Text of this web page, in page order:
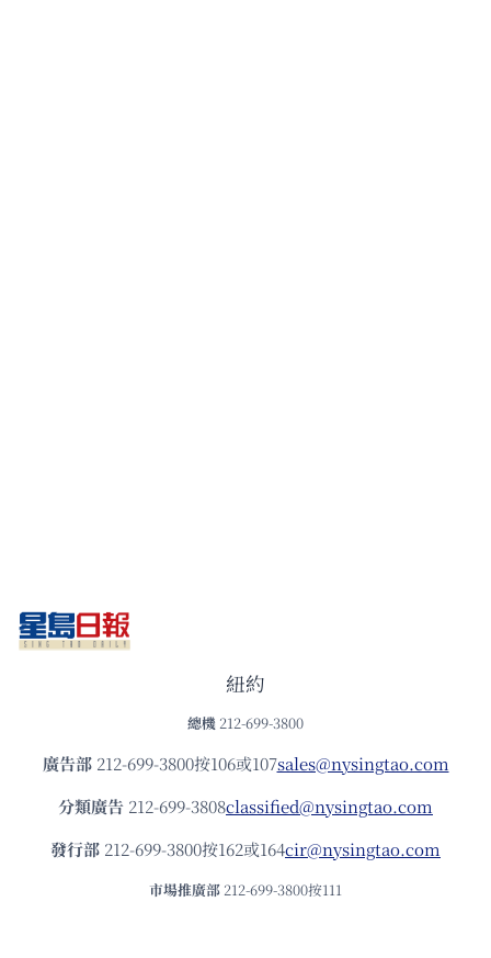
紐約
總機 212-699-3800
廣告部212-699-3800按106或107sales@nysingtao.com
分類廣告 212-699-3808classified@nysingtao.com
發⾏部 212-699-3800按162或164cir@nysingtao.com
市場推廣部 212-699-3800按111